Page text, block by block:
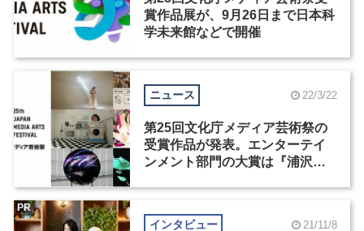
賞作品展が、9月26日まで日本科
学未来館などで開催
ニュース 22/3/22
第25回文化庁メディア芸術祭の
受賞作品が発表。エンターテイ
ンメント部門の大賞は『浦沢直
インタビュー 21/11/8
PR